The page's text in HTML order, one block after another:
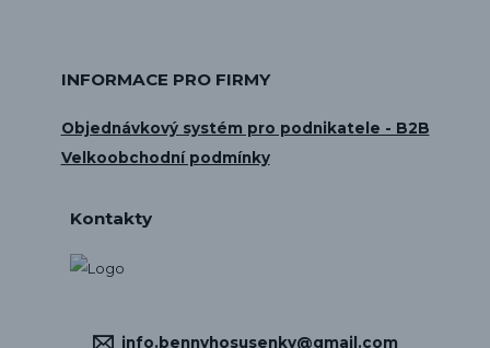
INFORMACE PRO FIRMY
Objednávkový systém pro podnikatele - B2B
Velkoobchodní podmínky
Kontakty
info.bennyhosusenky@gmail.com